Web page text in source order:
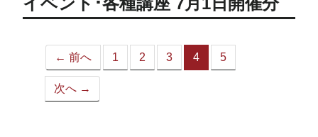
← 前へ 1 2 3 4
（こ
5
次へ →